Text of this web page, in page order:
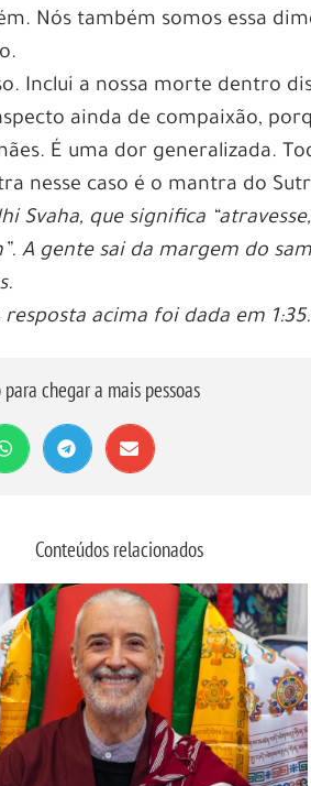
Nós também somos essa
Inclui a nossa morte dentro
ainda de compaixão,
É uma dor generalizada.
nesse caso é o mantra do
Svaha, que significa
A gente sai da margem do
acima foi dada em 1:35.
chegar a mais pessoas
Conteúdos relacionados